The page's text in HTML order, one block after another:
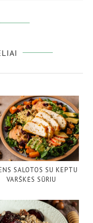
SALOTOS SU KEPTU
VARŠKĖS SŪRIU